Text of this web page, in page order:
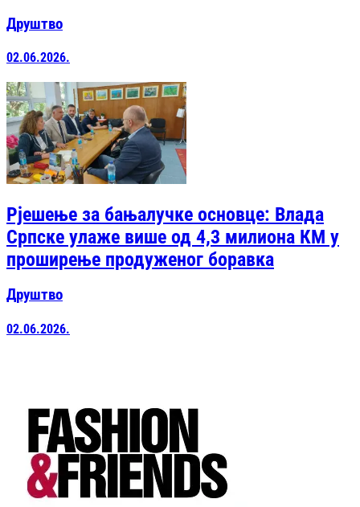
Друштво
02.06.2026.
Рјешење за бањалучке основце: Влада
Српске улаже више од 4,3 милиона КМ у
проширење продуженог боравка
Друштво
02.06.2026.